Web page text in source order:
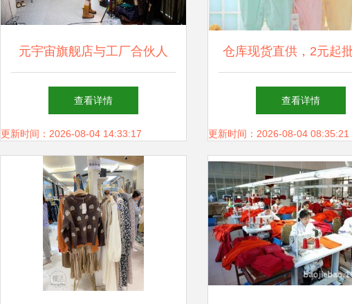
元宇宙旗舰店与工厂合伙人
服装业如何向“新”而行，重塑
服装批发新生态
查看详情
更新时间：2026-08-04 14:33:17
仓库现货直供，2元起
类服装箱包鞋类，赋能
网店、批发店
查看详情
更新时间：2026-08-04 08:35:21